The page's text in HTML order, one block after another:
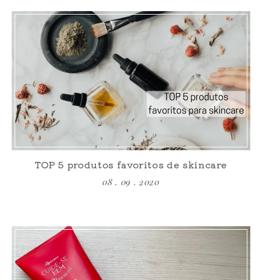
TOP 5 produtos favoritos de skincare
08 . 09 . 2020